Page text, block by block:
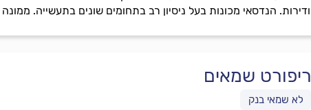
ודירות. הנדסאי מכונות בעל ניסיון רב בתחומים שונים בתעשייה.
ריפורט שמאים